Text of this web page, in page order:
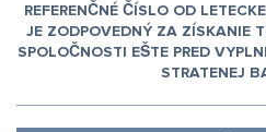
REFERENČNÉ ČÍSLO OD
JE ZODPOVEDNÝ ZA ZÍSKANIE
SPOLOČNOSTI EŠTE PRED
STRATENEJ